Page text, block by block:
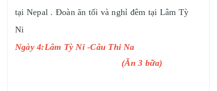
tại Nepal . Đoàn ăn tối và nghỉ đêm tại Lâm Tỳ
Ni
Ngày 4:Lâm Tỳ Ni -Câu Thi Na
(Ăn 3 bữa)